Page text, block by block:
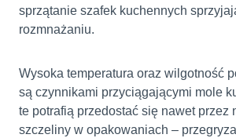
sprzątanie szafek kuchennych
rozmnażaniu.
Wysoka temperatura oraz wilgotność
są czynnikami przyciągającymi mole
te potrafią przedostać się nawet przez
szczeliny w opakowaniach –